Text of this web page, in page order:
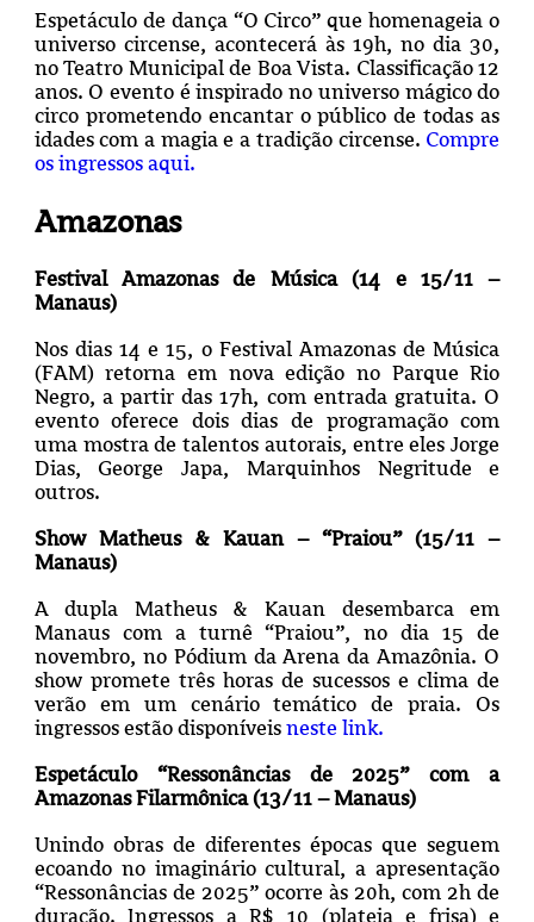
Espetáculo de dança “O Circo” que homenageia o
universo circense, acontecerá às 19h, no dia 30,
no Teatro Municipal de Boa Vista. Classificação 12
anos. O evento é inspirado no universo mágico do
circo prometendo encantar o público de todas as
idades com a magia e a tradição circense. Compre
os ingressos aqui.
Amazonas
Festival Amazonas de Música (14 e 15/11 –
Manaus)
Nos dias 14 e 15, o Festival Amazonas de Música
(FAM) retorna em nova edição no Parque Rio
Negro, a partir das 17h, com entrada gratuita. O
evento oferece dois dias de programação com
uma mostra de talentos autorais, entre eles Jorge
Dias, George Japa, Marquinhos Negritude e
outros.
Show Matheus & Kauan – “Praiou” (15/11 –
Manaus)
A dupla Matheus & Kauan desembarca em
Manaus com a turnê “Praiou”, no dia 15 de
novembro, no Pódium da Arena da Amazônia. O
show promete três horas de sucessos e clima de
verão em um cenário temático de praia. Os
ingressos estão disponíveisneste link.
Espetáculo “Ressonâncias de 2025” com a
Amazonas Filarmônica (13/11 – Manaus)
Unindo obras de diferentes épocas que seguem
ecoando no imaginário cultural, a apresentação
“Ressonâncias de 2025” ocorre às 20h, com 2h de
duração. Ingressos a R$ 10 (plateia e frisa) e